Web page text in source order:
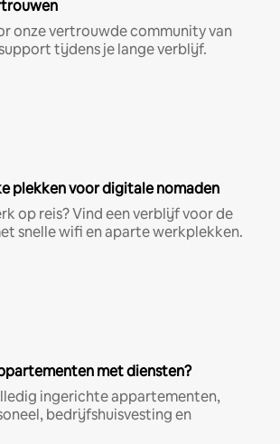
onze vertrouwde community van
tijdens je lange verblijf.
plekken voor digitale nomaden
op reis? Vind een verblijf voor de
snelle wifi en aparte werkplekken.
met diensten?
ingerichte appartementen,
bedrijfshuisvesting en